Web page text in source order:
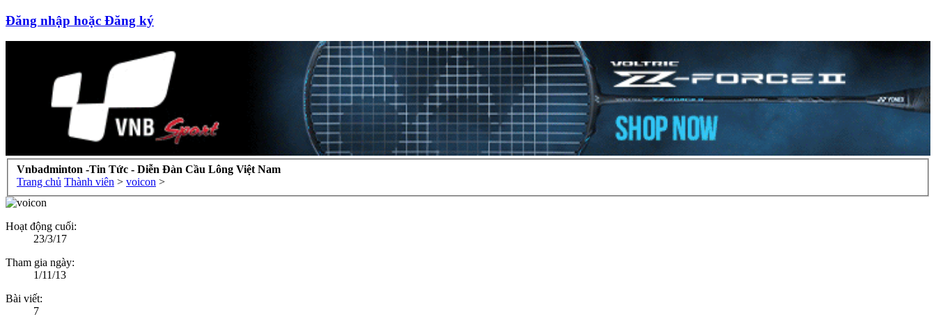
Đăng nhập hoặc Đăng ký
Vnbadminton -Tin Tức - Diễn Đàn Cầu Lông Việt Nam
Trang chủ Thành viên > voicon >
Hoạt động cuối:
23/3/17
Tham gia ngày:
1/11/13
Bài viết:
7